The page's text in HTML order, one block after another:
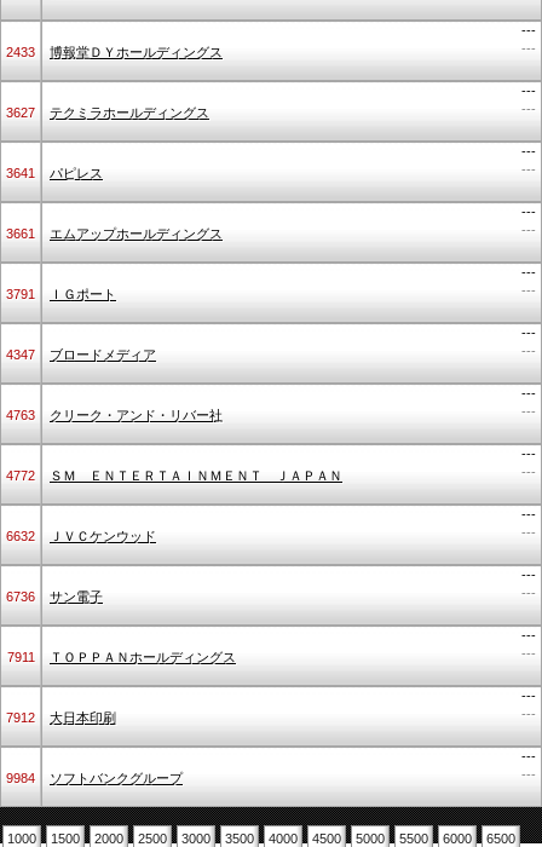
2433 博報堂ＤＹホールディングス
---
---
3627 テクミラホールディングス
---
---
3641 パピレス
---
---
3661 エムアップホールディングス
---
---
3791 ＩＧポート
---
---
4347 ブロードメディア
---
---
4763 クリーク・アンド・リバー社
---
---
4772 ＳＭ ＥＮＴＥＲＴＡＩＮＭＥＮＴ ＪＡＰＡＮ
---
---
6632 ＪＶＣケンウッド
---
---
6736 サン電子
---
---
7911 ＴＯＰＰＡＮホールディングス
---
---
7912 大日本印刷
---
---
9984 ソフトバンクグループ
---
---
1000 1500 2000 2500 3000 3500 4000 4500 5000 5500 6000 6500